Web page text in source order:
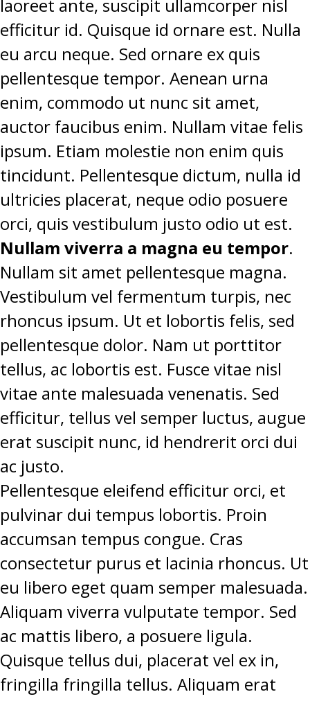
laoreet ante, suscipit ullamcorper nisl
efficitur id. Quisque id ornare est. Nulla
eu arcu neque. Sed ornare ex quis
pellentesque tempor. Aenean urna
enim, commodo ut nunc sit amet,
auctor faucibus enim. Nullam vitae felis
ipsum. Etiam molestie non enim quis
tincidunt. Pellentesque dictum, nulla id
ultricies placerat, neque odio posuere
orci, quis vestibulum justo odio ut est.
Nullam viverra a magna eu tempor.
Nullam sit amet pellentesque magna.
Vestibulum vel fermentum turpis, nec
rhoncus ipsum. Ut et lobortis felis, sed
pellentesque dolor. Nam ut porttitor
tellus, ac lobortis est. Fusce vitae nisl
vitae ante malesuada venenatis. Sed
efficitur, tellus vel semper luctus, augue
erat suscipit nunc, id hendrerit orci dui
ac justo.
Pellentesque eleifend efficitur orci, et
pulvinar dui tempus lobortis. Proin
accumsan tempus congue. Cras
consectetur purus et lacinia rhoncus. Ut
eu libero eget quam semper malesuada.
Aliquam viverra vulputate tempor. Sed
ac mattis libero, a posuere ligula.
Quisque tellus dui, placerat vel ex in,
fringilla fringilla tellus. Aliquam erat